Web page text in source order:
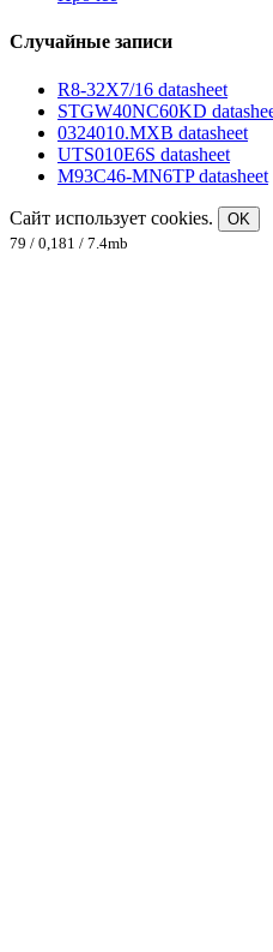
Случайные записи
R8-32X7/16 datasheet
STGW40NC60KD
0324010.MXB datasheet
UTS010E6S datasheet
M93C46-MN6TP datasheet
Сайт использует cookies.
OK
79 / 0,181 / 7.4mb